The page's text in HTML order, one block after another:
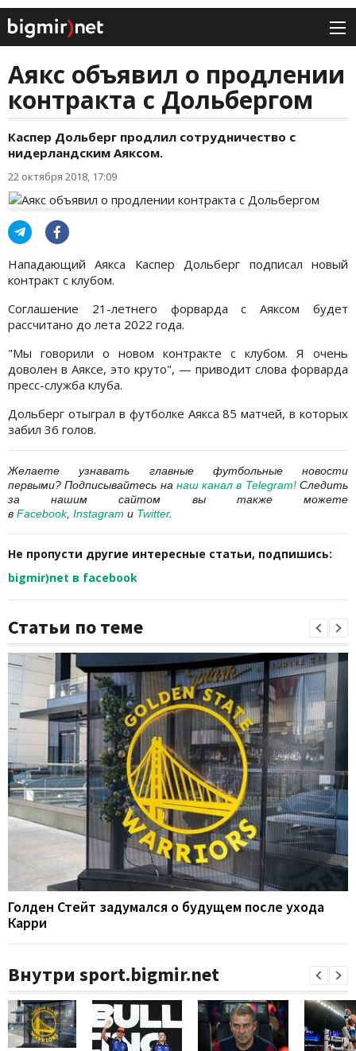
Аякс объявил о продлении
контракта с Дольбергом
Каспер Дольберг продлил сотрудничество с
нидерландским Аяксом.
22 октября 2018, 17:09
Нападающий Аякса Каспер Дольберг подписал новый
контракт с клубом.
Соглашение 21-летнего форварда с Аяксом будет
рассчитано до лета 2022 года.
"Мы говорили о новом контракте с клубом. Я очень
доволен в Аяксе, это круто", — приводит слова форварда
пресс-служба клуба.
Дольберг отыграл в футболке Аякса 85 матчей, в которых
забил 36 голов.
Желаете узнавать главные футбольные новости
первыми? Подписывайтесь на наш канал в Telegram!Следить
за нашим сайтом вы также можете
в Facebook, Instagram и Twitter.
Не пропусти другие интересные статьи, подпишись:
bigmir)net в facebook
Статьи по теме
Голден Стейт задумался о будущем после ухода
Карри
Внутри sport.bigmir.net